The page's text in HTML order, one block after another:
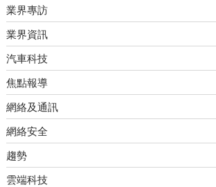
業界專訪
業界資訊
汽車科技
焦點報導
網絡及通訊
網絡安全
趨勢
雲端科技